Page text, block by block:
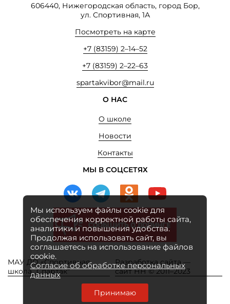
606440, Нижегородская область, город Бор,
ул. Спортивная, 1А
Посмотреть на карте
+7 (83159) 2–14–52
+7 (83159) 2–22–63
spartakvibor@mail.ru
О НАС
О школе
Новости
Контакты
МЫ В СОЦСЕТЯХ
МАУ ДО «Спортивная
школа „Спартак“
Разработка сайта —
сайт НН © 2011–2023
Мы используем файлы cookie для
обеспечения корректной работы сайта,
аналитики и повышения удобства.
Продолжая использовать сайт, вы
соглашаетесь на использование файлов
cookie.
Согласие об обработке персональных
данных
Принимаю